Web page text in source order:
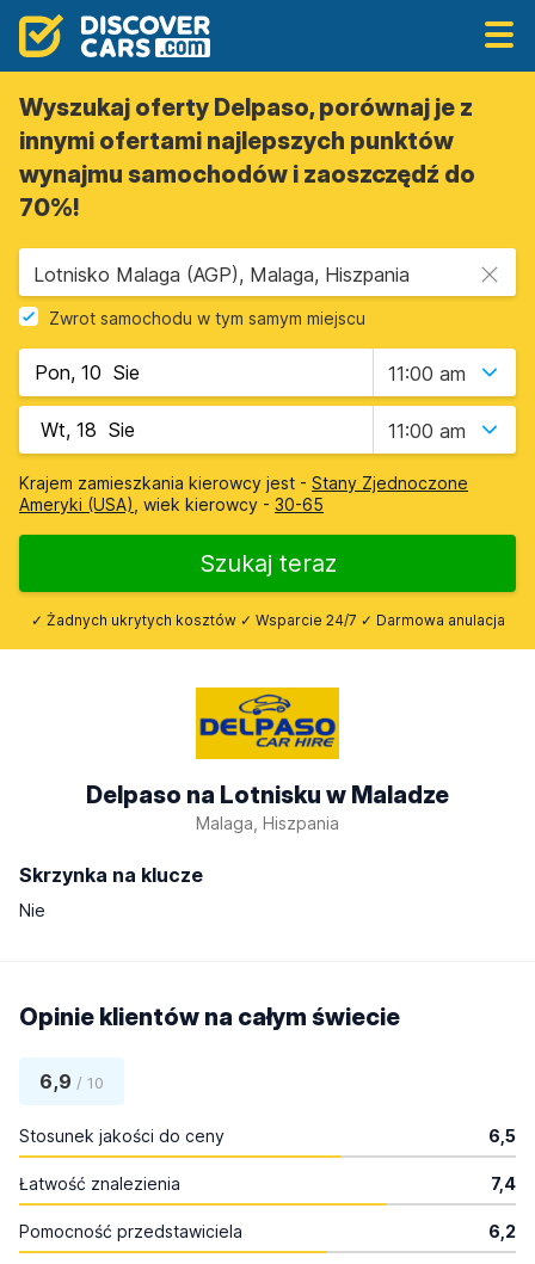
Wyszukaj oferty Delpaso, porównaj je z
innymi ofertami najlepszych punktów
wynajmu samochodów i zaoszczędź do
70%!
Lotnisko Malaga (AGP), Malaga, Hiszpania
Zwrot samochodu w tym samym miejscu
11:00 am
11:00 am
Krajem zamieszkania kierowcy jest - Stany Zjednoczone
Ameryki (USA) , wiek kierowcy - 30-65
Szukaj teraz
✓ Żadnych ukrytych kosztów ✓ Wsparcie 24/7 ✓ Darmowa anulacja
Delpaso na Lotnisku w Maladze
Malaga, Hiszpania
Skrzynka na klucze
Nie
Opinie klientów na całym świecie
6,9 / 10
Stosunek jakości do ceny 6,5
Łatwość znalezienia 7,4
Pomocność przedstawiciela 6,2